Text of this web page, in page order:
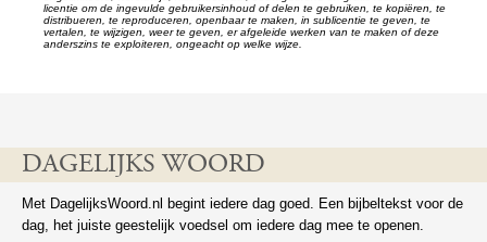
licentie om de ingevulde gebruikersinhoud of delen te gebruiken, te kopiëren, te
distribueren, te reproduceren, openbaar te maken, in sublicentie te geven, te
vertalen, te wijzigen, weer te geven, er afgeleide werken van te maken of deze
anderszins te exploiteren, ongeacht op welke wijze.
DAGELIJKS WOORD
Met DagelijksWoord.nl begint iedere dag goed. Een bijbeltekst voor de
dag, het juiste geestelijk voedsel om iedere dag mee te openen.